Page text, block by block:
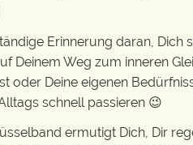
Erinnerung daran,
Deinem Weg zum inneren
oder Deine eigenen
schnell passieren 😉
ermutigt Dich, Dir